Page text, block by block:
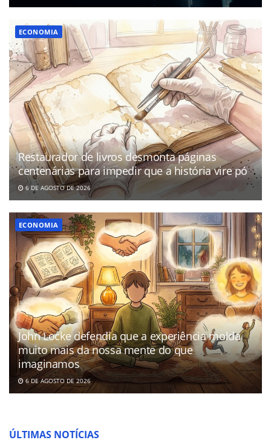
ECONOMIA
Restaurador de livros desmonta páginas
centenárias para impedir que a história vire pó
6 DE AGOSTO DE 2026
ECONOMIA
John Locke defendia que a experiência molda
muito mais da nossa mente do que
imaginamos
6 DE AGOSTO DE 2026
ÚLTIMAS NOTÍCIAS